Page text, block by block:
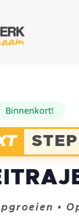
Binnenkort!
•